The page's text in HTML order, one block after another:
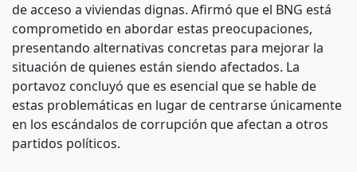
de acceso a viviendas dignas. Afirmó que el BNG está
comprometido en abordar estas preocupaciones,
presentando alternativas concretas para mejorar la
situación de quienes están siendo afectados. La
portavoz concluyó que es esencial que se hable de
estas problemáticas en lugar de centrarse únicamente
en los escándalos de corrupción que afectan a otros
partidos políticos.